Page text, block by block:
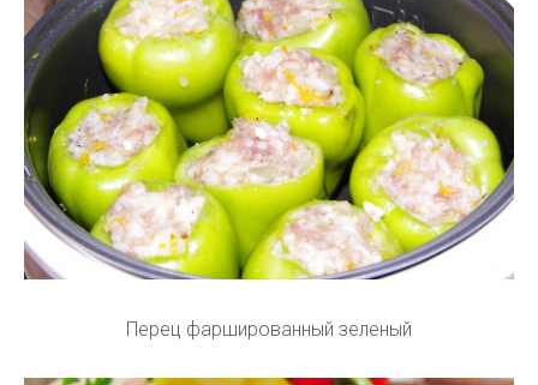
Перец фаршированный зеленый